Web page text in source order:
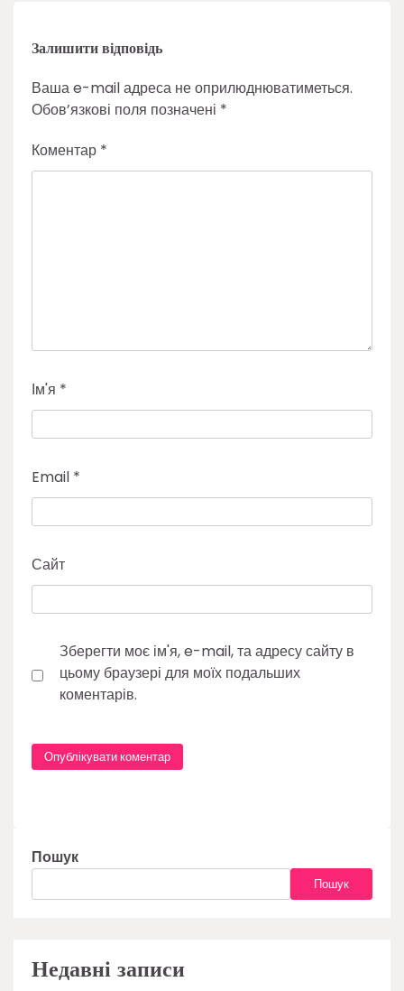
Залишити відповідь
Ваша e-mail адреса не оприлюднюватиметься.
Обов’язкові поля позначені *
Коментар *
Ім'я *
Email *
Сайт
Зберегти моє ім'я, e-mail, та адресу сайту в
цьому браузері для моїх подальших
коментарів.
Пошук
Пошук
Недавні записи